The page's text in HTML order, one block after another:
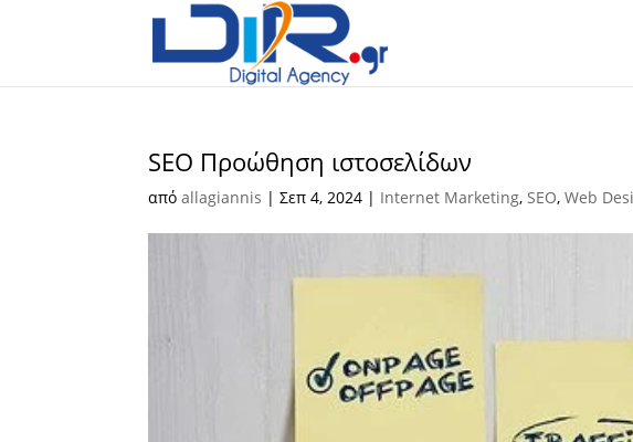
SEO Προώθηση ιστοσελίδων
απόallagiannis |Σεπ 4, 2024 | Internet Marketing,SEO,Web